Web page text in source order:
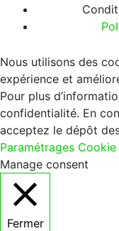
Nous utilisons des
expérience et
Pour plus
confidentialité. En
acceptez le dépôt
Paramétrages Cookie
Manage consent
Fermer